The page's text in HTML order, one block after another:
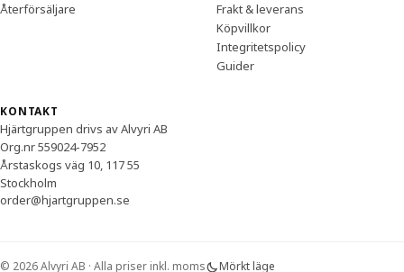
Återförsäljare
Frakt & leverans
Köpvillkor
Integritetspolicy
Guider
KONTAKT
Hjärtgruppen drivs av Alvyri AB
Org.nr 559024-7952
Årstaskogs väg 10, 117 55
Stockholm
order@hjartgruppen.se
© 2026 Alvyri AB · Alla priser inkl. moms Mörkt läge